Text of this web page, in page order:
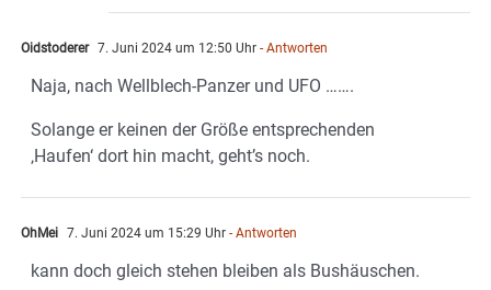
Oidstoderer 7. Juni 2024 um 12:50 Uhr - Antworten
Naja, nach Wellblech-Panzer und UFO …….
Solange er keinen der Größe entsprechenden
‚Haufen‘ dort hin macht, geht’s noch.
OhMei 7. Juni 2024 um 15:29 Uhr - Antworten
kann doch gleich stehen bleiben als Bushäuschen.